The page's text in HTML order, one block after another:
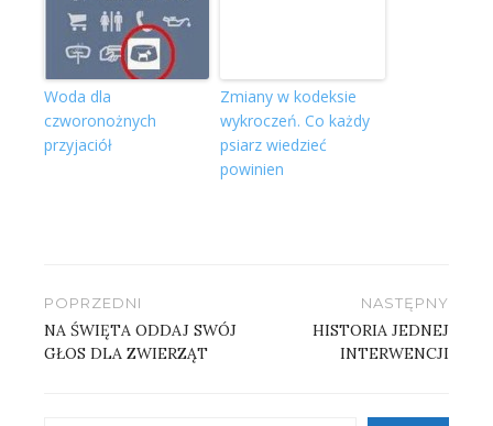
Woda dla
czworonożnych
przyjaciół
Zmiany w kodeksie
wykroczeń. Co każdy
psiarz wiedzieć
powinien
Nawigacja
wpisu
POPRZEDNI
NA ŚWIĘTA ODDAJ SWÓJ
GŁOS DLA ZWIERZĄT
NASTĘPNY
HISTORIA JEDNEJ
INTERWENCJI